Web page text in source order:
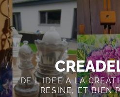
Skip
to
content
DE L IDEE A LA
RESINE, ET BIEN